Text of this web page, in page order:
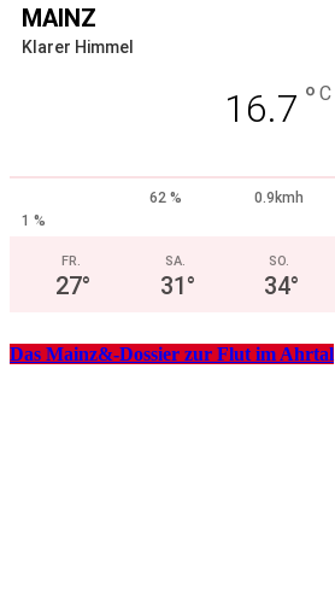
MAINZ
Klarer Himmel
16.7 ° C
62 %
0.9kmh
1 %
FR.
27°
SA.
31°
SO.
34°
Das Mainz&-Dossier zur Flut im Ahrtal